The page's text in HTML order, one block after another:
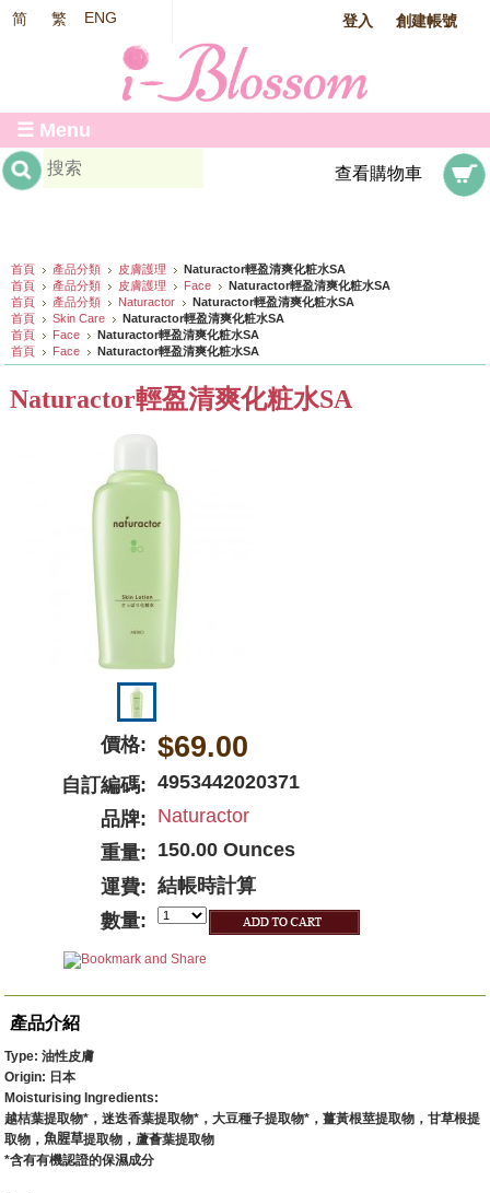
简 繁 ENG 登入 創建帳號
☰ Menu
查看購物車
首頁 產品分類 皮膚護理
Naturactor輕盈清爽化粧水SA
首頁
產品分類 皮膚護理 Face
Naturactor輕盈清爽化粧水SA
首頁
產品分類 Naturactor
Naturactor輕盈清爽化粧水SA
首頁
Skin Care
Naturactor輕盈清爽化粧水SA
首頁
Face
Naturactor輕盈清爽化粧水SA
首頁
Face Naturactor輕盈清爽化粧水SA
Naturactor輕盈清爽化粧水SA
價格: $69.00
自訂編碼: 4953442020371
品牌: Naturactor
重量: 150.00 Ounces
運費: 結帳時計算
數量:
產品介紹
Type: 油性皮膚
Origin: 日本
Moisturising Ingredients:
越桔葉提取物* ，迷迭香葉提取物* ，大豆種子提取物* ，薑黃根莖提取物，甘草根提
取物，魚腥草提取物，蘆薈葉提取物
*含有有機認證的保濕成分